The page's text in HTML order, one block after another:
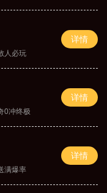
人必玩
详情
0冲终极
详情
满爆率
详情